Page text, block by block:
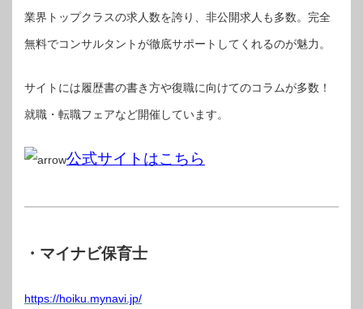
業界トップクラスの求人数を誇り、非公開求人も多数。完全
無料でコンサルタントが徹底サポートしてくれるのが魅力。
サイトには履歴書の書き方や復職に向けてのコラムが多数！
就職・転職フェアなど開催しています。
公式サイトはこちら
・マイナビ保育士
https://hoiku.mynavi.jp/